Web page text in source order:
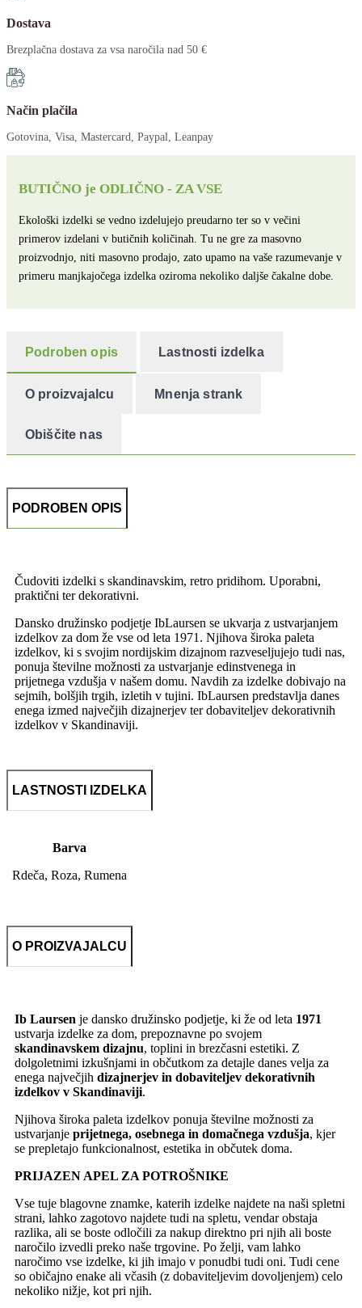
Dostava
Brezplačna dostava za vsa naročila nad 50 €
Način plačila
Gotovina, Visa, Mastercard, Paypal, Leanpay
BUTIČNO je ODLIČNO - ZA VSE
Ekološki izdelki se vedno izdelujejo preudarno ter so v večini
primerov izdelani v butičnih količinah. Tu ne gre za masovno
proizvodnjo, niti masovno prodajo, zato upamo na vaše razumevanje v
primeru manjkajočega izdelka oziroma nekoliko daljše čakalne dobe.
Podroben opis Lastnosti izdelka
O proizvajalcu Mnenja strank
Obiščite nas
PODROBEN OPIS
Čudoviti izdelki s skandinavskim, retro pridihom. Uporabni,
praktični ter dekorativni.
Dansko družinsko podjetje IbLaursen se ukvarja z ustvarjanjem
izdelkov za dom že vse od leta 1971. Njihova široka paleta
izdelkov, ki s svojim nordijskim dizajnom razveseljujejo tudi nas,
ponuja številne možnosti za ustvarjanje edinstvenega in
prijetnega vzdušja v našem domu. Navdih za izdelke dobivajo na
sejmih, bolšjih trgih, izletih v tujini. IbLaursen predstavlja danes
enega izmed največjih dizajnerjev ter dobaviteljev dekorativnih
izdelkov v Skandinaviji.
LASTNOSTI IZDELKA
Barva
Rdeča, Roza, Rumena
O PROIZVAJALCU
Ib Laursen je dansko družinsko podjetje, ki že od leta 1971
ustvarja izdelke za dom, prepoznavne po svojem
skandinavskem dizajnu, toplini in brezčasni estetiki. Z
dolgoletnimi izkušnjami in občutkom za detajle danes velja za
enega največjih dizajnerjev in dobaviteljev dekorativnih
izdelkov v Skandinaviji.
Njihova široka paleta izdelkov ponuja številne možnosti za
ustvarjanje prijetnega, osebnega in domačnega vzdušja, kjer
se prepletajo funkcionalnost, estetika in občutek doma.
PRIJAZEN APEL ZA POTROŠNIKE
Vse tuje blagovne znamke, katerih izdelke najdete na naši spletni
strani, lahko zagotovo najdete tudi na spletu, vendar obstaja
razlika, ali se boste odločili za nakup direktno pri njih ali boste
naročilo izvedli preko naše trgovine. Po želji, vam lahko
naročimo vse izdelke, ki jih imajo v ponudbi tudi oni. Tudi cene
so običajno enake ali včasih (z dobaviteljevim dovoljenjem) celo
nekoliko nižje, kot pri njih.